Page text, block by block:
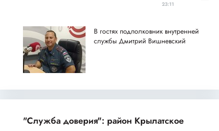
23:11
В гостях подполковник внутренней
службы Дмитрий Вишневский
"Служба доверия": район Крылатское